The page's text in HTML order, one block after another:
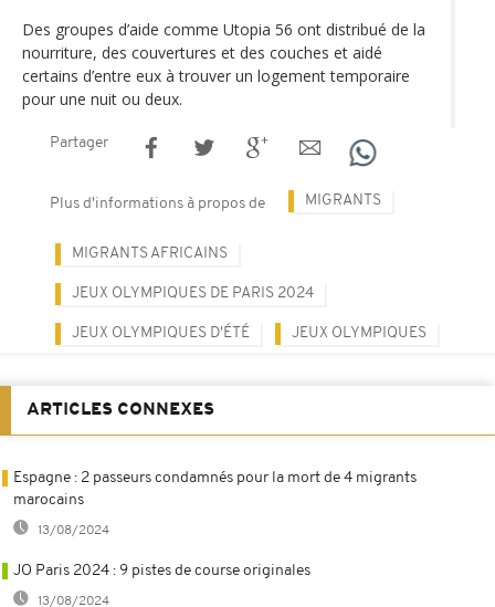
Des groupes d’aide comme Utopia 56 ont distribué de la
nourriture, des couvertures et des couches et aidé
certains d’entre eux à trouver un logement temporaire
pour une nuit ou deux.
Partager
Plus d'informations à propos de MIGRANTS
MIGRANTS AFRICAINS
JEUX OLYMPIQUES DE PARIS 2024
JEUX OLYMPIQUES D'ÉTÉ JEUX OLYMPIQUES
ARTICLES CONNEXES
Espagne : 2 passeurs condamnés pour la mort de 4 migrants
marocains
13/08/2024
JO Paris 2024 : 9 pistes de course originales
13/08/2024